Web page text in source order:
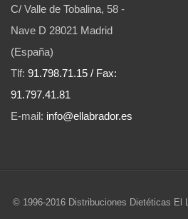
C/ Valle de Tobalina, 58 -
Nave D 28021 Madrid
(España)
Tlf: 91.798.71.15 / Fax:
91.797.41.81
E-mail: info@ellabrador.es
© 1996-2016 Distribuciones Dietéticas El